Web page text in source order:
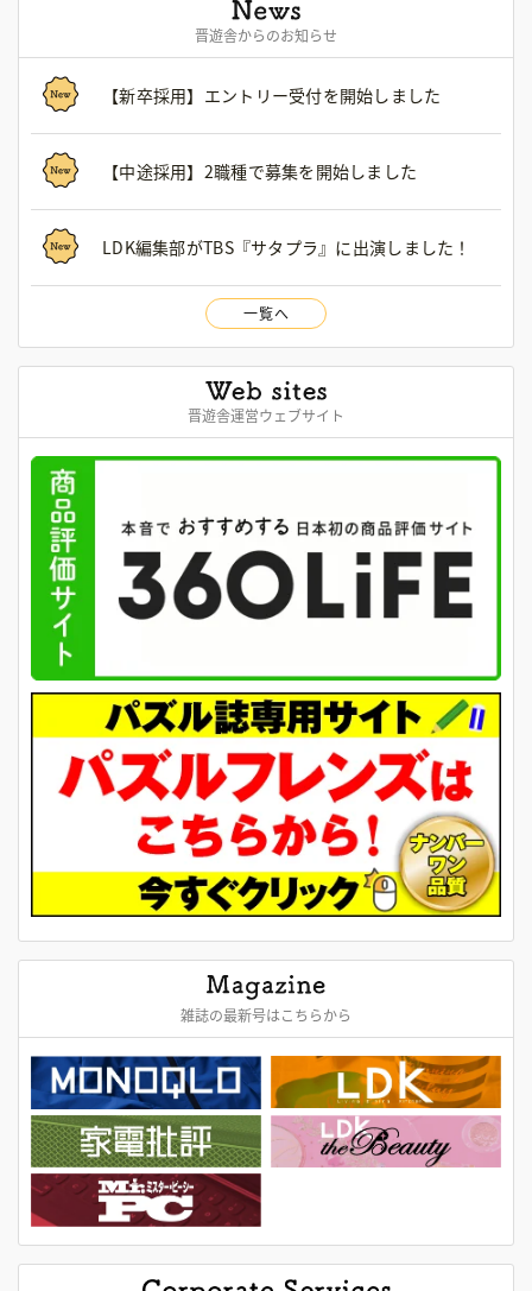
晋遊舎からのお知らせ
【新卒採用】エントリー受付を開始しました
【中途採用】2職種で募集を開始しました
LDK編集部がTBS『サタプラ』に出演しました！
一覧へ
晋遊舎運営ウェブサイト
雑誌の最新号はこちらから